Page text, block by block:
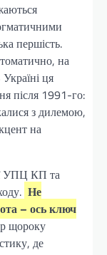
першість.
на
ця
після 1991-го:
з дилемою,
на
УПЦ КП та
Не
– ось ключ
щороку
де